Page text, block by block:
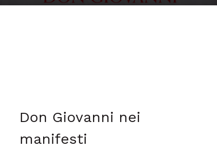
Don Giovanni nei
manifesti